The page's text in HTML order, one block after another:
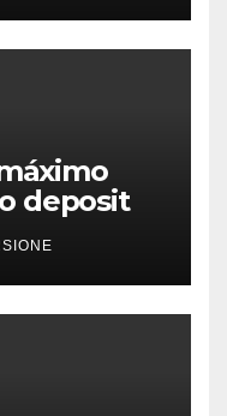
deposit
casino